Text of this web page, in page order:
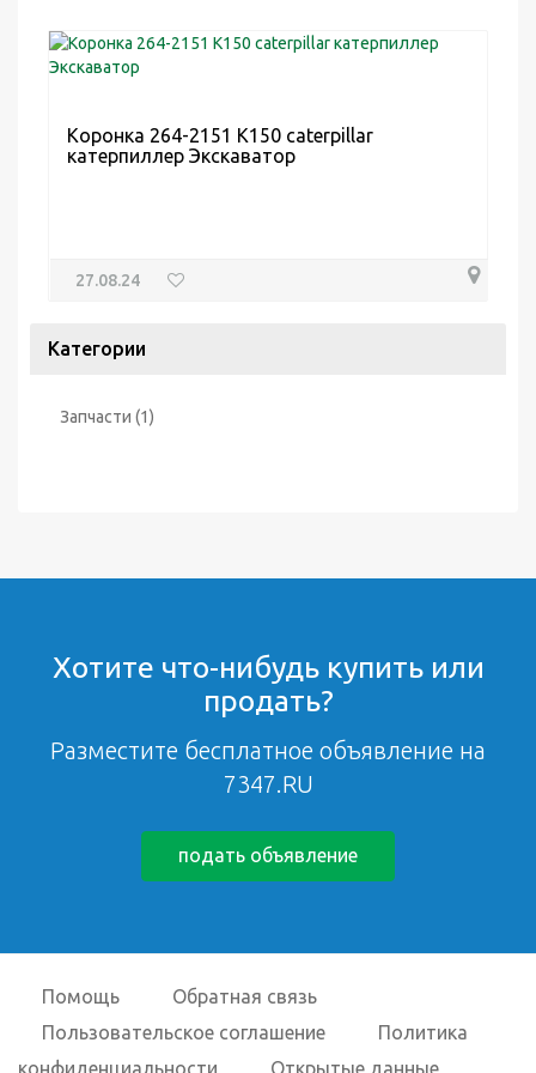
Коронка 264-2151 K150 caterpillar
катерпиллер Экскаватор
27.08.24
Категории
Запчасти (1)
Хотите что-нибудь купить или
продать?
Разместите бесплатное объявление на
7347.RU
подать объявление
Помощь
Обратная связь
Пользовательское соглашение
Политика
конфиденциальности
Открытые данные